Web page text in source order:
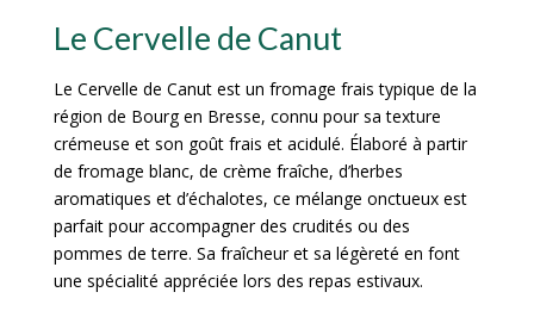
Le Cervelle de Canut
Le Cervelle de Canut est un fromage frais typique de la
région de Bourg en Bresse, connu pour sa texture
crémeuse et son goût frais et acidulé. Élaboré à partir
de fromage blanc, de crème fraîche, d’herbes
aromatiques et d’échalotes, ce mélange onctueux est
parfait pour accompagner des crudités ou des
pommes de terre. Sa fraîcheur et sa légèreté en font
une spécialité appréciée lors des repas estivaux.